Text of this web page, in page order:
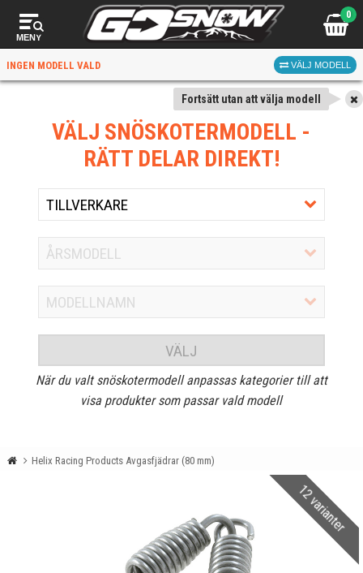
MENY
0
INGEN MODELL VALD VÄLJ MODELL
Fortsätt utan att välja modell
VÄLJ SNÖSKOTERMODELL -
RÄTT DELAR DIREKT!
VÄLJ
När du valt snöskotermodell anpassas kategorier till att
visa produkter som passar vald modell
Helix Racing Products Avgasfjädrar (80 mm)
12 varianter